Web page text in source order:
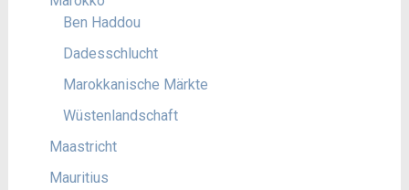
Ben Haddou
Dadesschlucht
Marokkanische Märkte
Wüstenlandschaft
Maastricht
Mauritius